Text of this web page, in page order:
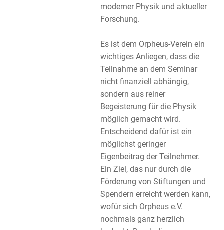
moderner Physik und aktueller
Forschung.
Es ist dem Orpheus-Verein ein
wichtiges Anliegen, dass die
Teilnahme an dem Seminar
nicht finanziell abhängig,
sondern aus reiner
Begeisterung für die Physik
möglich gemacht wird.
Entscheidend dafür ist ein
möglichst geringer
Eigenbeitrag der Teilnehmer.
Ein Ziel, das nur durch die
Förderung von Stiftungen und
Spendern erreicht werden kann,
wofür sich Orpheus e.V.
nochmals ganz herzlich